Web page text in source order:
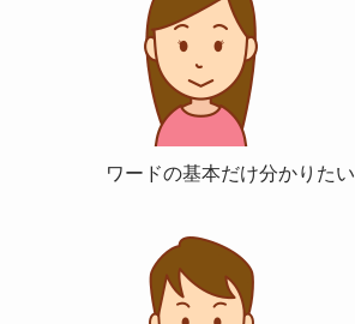
ワードの基本だけ分かりたい